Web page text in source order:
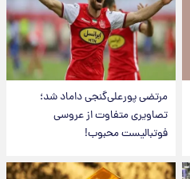
مرتضی پورعلی‌گنجی داماد شد؛
تصاویری متفاوت از عروسی
فوتبالیست محبوب!